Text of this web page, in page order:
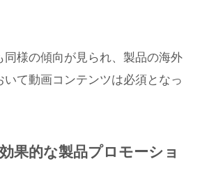
同様の傾向が見られ、製品の海外
て動画コンテンツは必須となっ
果的な製品プロモーショ